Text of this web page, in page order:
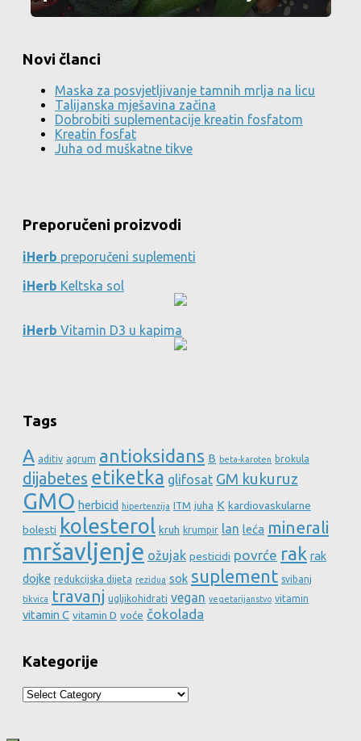
Novi članci
Maska za posvjetljivanje tamnih mrlja na licu
Talijanska mješavina začina
Dobrobiti suplementacije kreatin fosfatom
Kreatin fosfat
Juha od muškatne tikve
Preporučeni proizvodi
iHerb preporučeni suplementi
iHerb Keltska sol
iHerb Vitamin D3 u kapima
Tags
A aditiv agrum antioksidans B beta-karoten brokula
dijabetes etiketka glifosat GM kukuruz
GMO herbicid hipertenzija ITM juha K kardiovaskularne
bolesti kolesterol kruh krumpir lan leća minerali
mršavljenje ožujak pesticidi povrće rak rak
dojke redukcijska dijeta rezidua sok suplement svibanj
tikvica travanj ugljikohidrati vegan vegetarijanstvo vitamin
vitamin C vitamin D voće čokolada
Kategorije
Kategorije